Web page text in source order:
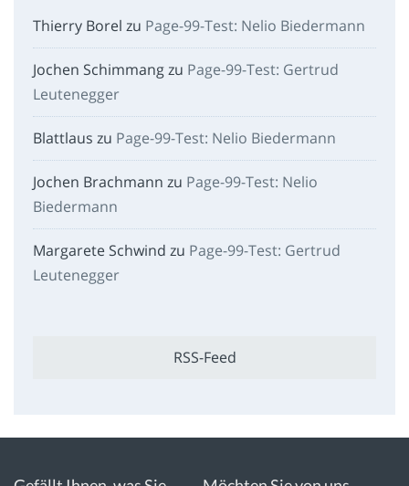
Thierry Borel zu Page-99-Test: Nelio Biedermann
Jochen Schimmangzu Page-99-Test: Gertrud
Leutenegger
Blattlaus zu Page-99-Test: Nelio Biedermann
Jochen Brachmann zu Page-99-Test: Nelio
Biedermann
Margarete Schwind zu Page-99-Test: Gertrud
Leutenegger
RSS-Feed